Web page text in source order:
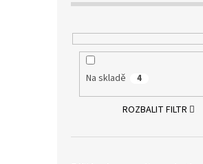
Na skladě 4
ROZBALIT FILTR